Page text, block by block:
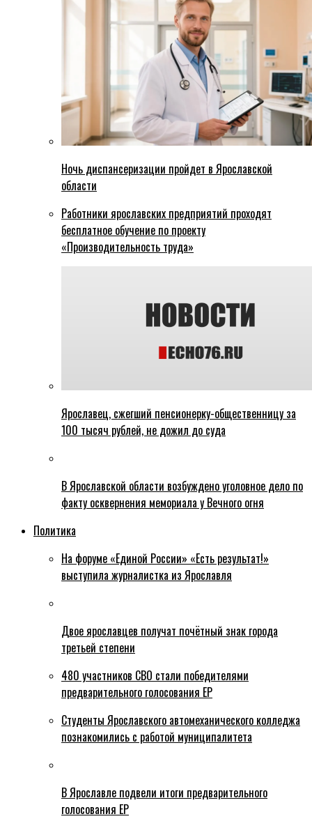
Ночь диспансеризации пройдет в Ярославской
области
Работники ярославских предприятий проходят
бесплатное обучение по проекту
«Производительность труда»
Ярославец, сжегший пенсионерку-общественницу за
100 тысяч рублей, не дожил до суда
В Ярославской области возбуждено уголовное дело по
факту осквернения мемориала у Вечного огня
Политика
На форуме «Единой России» «Есть результат!»
выступила журналистка из Ярославля
Двое ярославцев получат почётный знак города
третьей степени
480 участников СВО стали победителями
предварительного голосования ЕР
Студенты Ярославского автомеханического колледжа
познакомились с работой муниципалитета
В Ярославле подвели итоги предварительного
голосования ЕР